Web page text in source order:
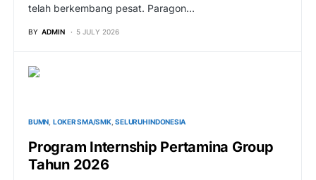
telah berkembang pesat. Paragon…
BY ADMIN 5 JULY 2026
BUMN LOKER SMA/SMK SELURUH INDONESIA
Program Internship Pertamina Group
Tahun 2026